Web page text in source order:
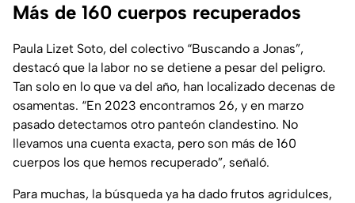
Más de 160 cuerpos recuperados
Paula Lizet Soto, del colectivo “Buscando a Jonas”,
destacó que la labor no se detiene a pesar del peligro.
Tan solo en lo que va del año, han localizado decenas de
osamentas. “En 2023 encontramos 26, y en marzo
pasado detectamos otro panteón clandestino. No
llevamos una cuenta exacta, pero son más de 160
cuerpos los que hemos recuperado”, señaló.
Para muchas, la búsqueda ya ha dado frutos agridulces,